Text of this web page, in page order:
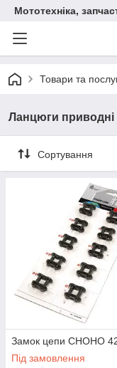
Мототехніка,
Товари та
Ланцюги приводні
Сортування
Замок цепи CHOHO
Під замовлення